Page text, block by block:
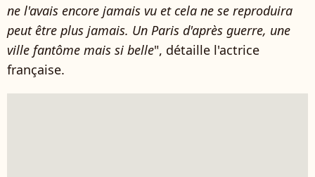
ne l'avais encore jamais vu et cela ne se reproduira
peut être plus jamais. Un Paris d'après guerre, une
ville fantôme mais si belle", détaille l'actrice
française.